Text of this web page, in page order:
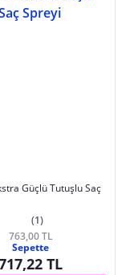
Güçlü Tutuşlu Saç
(1)
763,00 TL
Sepette
TL